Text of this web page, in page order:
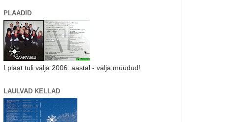
PLAADID
I plaat tuli välja 2006. aastal - välja müüdud!
LAULVAD KELLAD